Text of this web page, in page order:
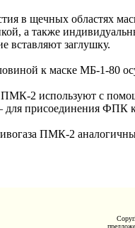
в щечных областях
а также
вставляют заглушку.
к маске МБ-1-80
2 используют с
присоединения ФПК
ПМК-2